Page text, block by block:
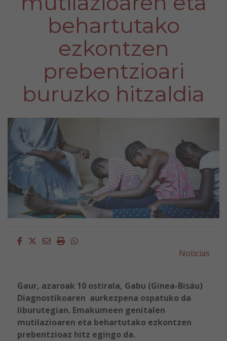
behartutako
ezkontzen
prebentzioari
buruzko hitzaldia
Facebook
Twitter
EmailImprimirWhatsapp
Noticias
Gaur, azaroak 10 ostirala, Gabu (Ginea-Bisáu)
Diagnostikoaren aurkezpena ospatuko da
liburutegian. Emakumeen genitalen
mutilazioaren eta behartutako ezkontzen
prebentzioaz hitz egingo da.